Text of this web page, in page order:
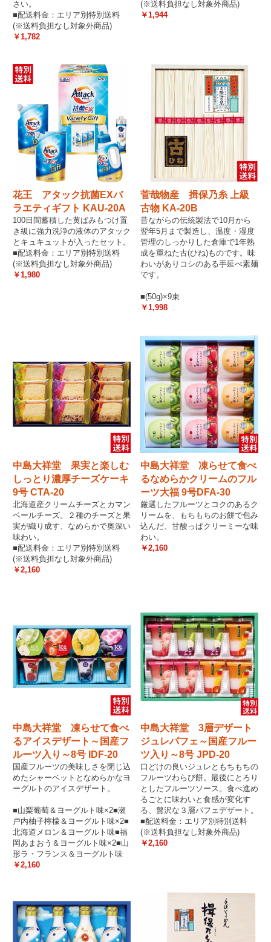
さい。
■配送料金：エリア別特別送料
(※送料負担なし対象外商品)
￥1,782
(※送料負担なし対象外商品)
￥1,944
花王 アタック抗菌EXバ
ラエティギフト KAU-20A
100日間蓄積した黄ばみもつけ置
き級に強力洗浄の液体のアタック
とキュキュットが入ったセット。
■配送料金：エリア別特別送料
(※送料負担なし対象外商品)
￥1,980
菅哉物産 揖保乃糸 上級
古物 KA-20B
昔ながらの伝統製法で10月から
翌年5月まで製造し、温度・湿度
管理のしっかりした倉庫で1年熟
成を重ねた古(ひね)ものです。味
わいがありコシのある手延べ素麺
です。
■(50g)×9束
￥1,998
中島大祥堂 果実と楽しむ
しっとり濃厚チーズケーキ
9号 CTA-20
北海道産クリームチーズとカマン
ベールチーズ。２種のチーズと果
実が織り成す、なめらかで奥深い
味わい。
■配送料金：エリア別特別送料
(※送料負担なし対象外商品)
￥2,160
中島大祥堂 凍らせて食べ
るなめらかクリームのフル
ーツ大福 9号DFA-30
厳選したフルーツとコクのあるク
リームを、もちもちのお餅で包み
込んだ、甘酸っぱクリーミーな味
わい。
￥2,160
中島大祥堂 凍らせて食べ
るアイスデザート～国産フ
ルーツ入り～8号 IDF-20
国産フルーツの美味しさを閉じ込
めたシャーベットとなめらかなヨ
ーグルトのアイスデザート。
■山梨葡萄＆ヨーグルト味×2■瀬
戸内柚子檸檬＆ヨーグルト味×2■
北海道メロン＆ヨーグルト味■福
岡あまおう＆ヨーグルト味×2■山
形ラ・フランス＆ヨーグルト味
￥2,160
中島大祥堂 3層デザート
ジュレパフェ～国産フルー
ツ入り～8号 JPD-20
口どけの良いジュレともちもちの
フルーツわらび餅。最後にとろり
としたフルーツソース。食べ進め
るごとに味わいと食感が変化す
る、贅沢な３層パフェデザート。
■配送料金：エリア別特別送料
(※送料負担なし対象外商品)
￥2,160